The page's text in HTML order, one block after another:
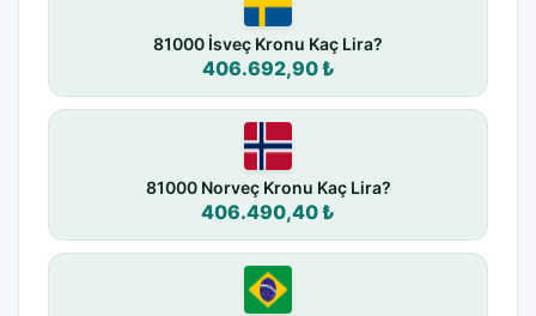
81000 İsveç Kronu Kaç Lira?
406.692,90 ₺
81000 Norveç Kronu Kaç Lira?
406.490,40 ₺